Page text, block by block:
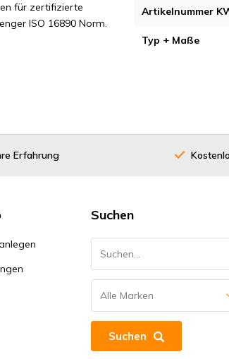
für zertifizierte
ISO 16890 Norm.
Artikelnummer
Typ + Maße
Erfahrung
Suchen
Suchen